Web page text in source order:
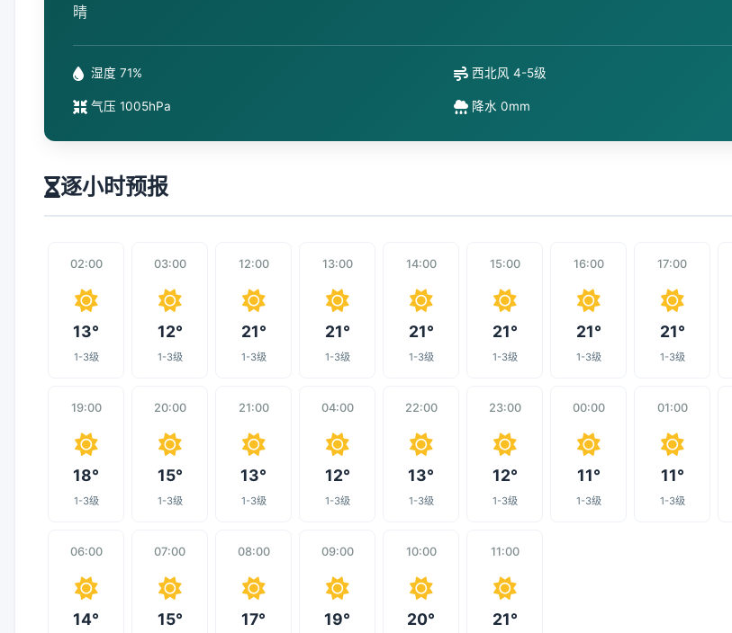
晴
湿度 71% 西北风 4-5级
气压 1005hPa 降水 0mm
逐小时预报
02:00
13°
1-3级
03:00
12°
1-3级
12:00
21°
1-3级
13:00
21°
1-3级
14:00
21°
1-3级
15:00
21°
1-3级
16:00
21°
1-3级
17:00
21°
1-3级
19:00
18°
1-3级
20:00
15°
1-3级
21:00
13°
1-3级
04:00
12°
1-3级
22:00
13°
1-3级
23:00
12°
1-3级
00:00
11°
1-3级
01:00
11°
1-3级
06:00
14°
07:00
15°
08:00
17°
09:00
19°
10:00
20°
11:00
21°